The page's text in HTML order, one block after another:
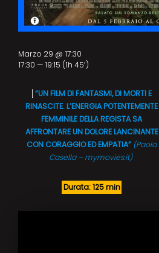
“UN FILM DI FANTASMI, DI MORTI E
RINASCITE. L’ENERGIA POTENTEMENTE
FEMMINILE DELLA REGISTA SA
AFFRONTARE UN DOLORE LANCINANTE
CON CORAGGIO ED EMPATIA” (Paola
Casella – mymovies.it)
Durata: 125 min
Marzo 29 @ 17:30
17:30 — 19:15 (1h 45′)